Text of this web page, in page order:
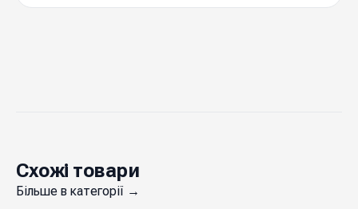
Ціна вказана за 1 упаковку
До Дня закоханих та 8 березня
Схожі товари
Більше в категорії →